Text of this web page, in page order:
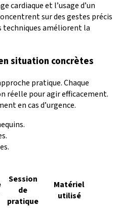
cardiaque et l’usage d’un
sur des gestes précis
techniques améliorent la
situation concrètes
pratique. Chaque
réelle pour agir efficacement.
en cas d’urgence.
Session
de
pratique
Matériel
utilisé